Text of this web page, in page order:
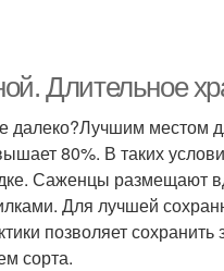
Длительное
местом
80%. В таких
Саженцы размещают
Для лучшей
позволяет
сорта.